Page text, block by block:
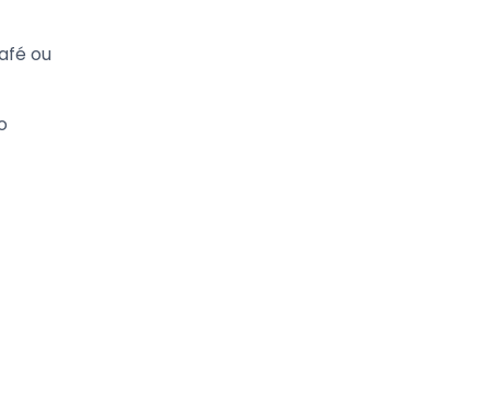
ou